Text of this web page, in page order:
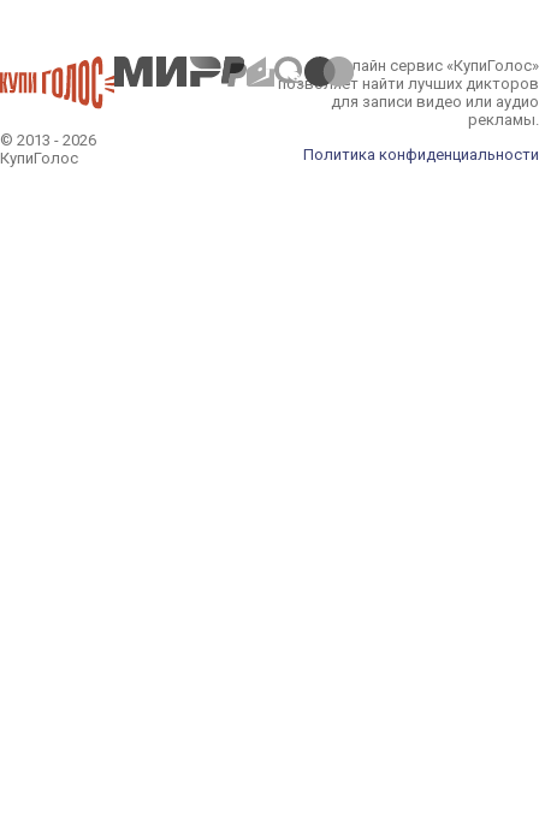
© 2013 - 2026
КупиГолос
Онлайн сервис «КупиГолос»
позволяет найти лучших дикторов
для записи видео или аудио
рекламы.
Политика конфиденциальности